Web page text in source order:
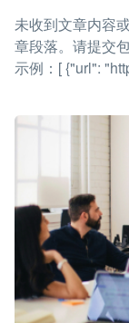
未收到文章内容
章段落。请提交
示例：[ {"url":